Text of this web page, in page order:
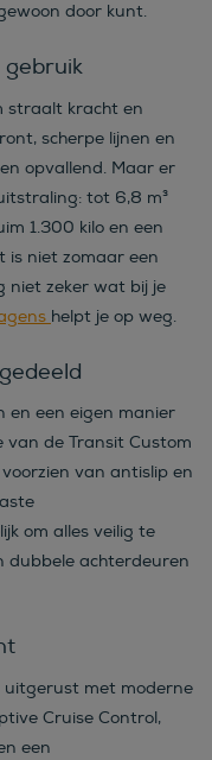
door kunt.
gebruik
straalt kracht en
scherpe lijnen en
opvallend. Maar er
tot 6,8 m³
1.300 kilo en een
is niet zomaar een
niet zeker wat bij je
helpt je op weg.
en een eigen manier
de Transit Custom
van antislip en
om alles veilig te
dubbele achterdeuren
uitgerust met moderne
Cruise Control,
een